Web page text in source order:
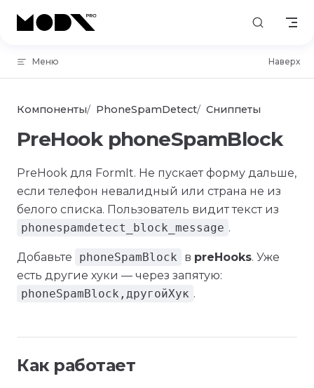
Skip to content
Меню Наверх
Компоненты PhoneSpamDetect Сниппеты
PreHook phoneSpamBlock
PreHook для FormIt. Не пускает форму дальше,
если телефон невалидный или страна не из
белого списка. Пользователь видит текст из
phonespamdetect_block_message .
Добавьте phoneSpamBlock в preHooks. Уже
есть другие хуки — через запятую:
phoneSpamBlock,другойХук .
Как работает